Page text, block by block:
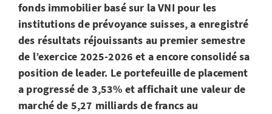
fonds immobilier basé sur la VNI pour les
institutions de prévoyance suisses, a enregistré
des résultats réjouissants au premier semestre
de l’exercice 2025-2026 et a encore consolidé sa
position de leader. Le portefeuille de placement
a progressé de 3,53% et affichait une valeur de
marché de 5,27 milliards de francs au